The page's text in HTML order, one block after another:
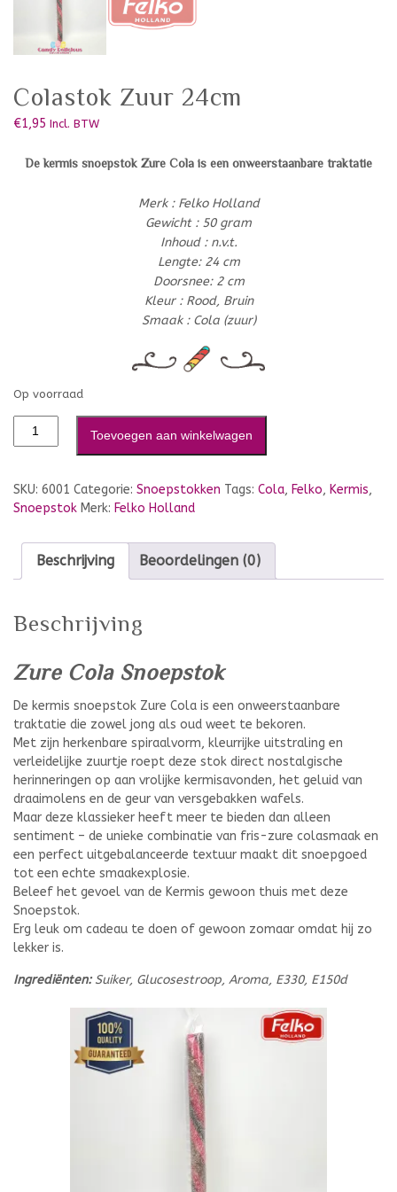
Colastok Zuur 24cm
€1,95 Incl. BTW
De kermis snoepstok Zure Cola is een onweerstaanbare traktatie
Merk : Felko Holland
Gewicht : 50 gram
Inhoud : n.v.t.
Lengte: 24 cm
Doorsnee: 2 cm
Kleur : Rood, Bruin
Smaak : Cola (zuur)
Op voorraad
Toevoegen aan winkelwagen
SKU: 6001 Categorie: Snoepstokken Tags: Cola, Felko, Kermis,
Snoepstok Merk: Felko Holland
Beschrijving Beoordelingen (0)
Beschrijving
Zure Cola Snoepstok
De kermis snoepstok Zure Cola is een onweerstaanbare
traktatie die zowel jong als oud weet te bekoren.
Met zijn herkenbare spiraalvorm, kleurrijke uitstraling en
verleidelijke zuurtje roept deze stok direct nostalgische
herinneringen op aan vrolijke kermisavonden, het geluid van
draaimolens en de geur van versgebakken wafels.
Maar deze klassieker heeft meer te bieden dan alleen
sentiment – de unieke combinatie van fris-zure colasmaak en
een perfect uitgebalanceerde textuur maakt dit snoepgoed
tot een echte smaakexplosie.
Beleef het gevoel van de Kermis gewoon thuis met deze
Snoepstok.
Erg leuk om cadeau te doen of gewoon zomaar omdat hij zo
lekker is.
Ingrediënten:Suiker, Glucosestroop, Aroma, E330, E150d